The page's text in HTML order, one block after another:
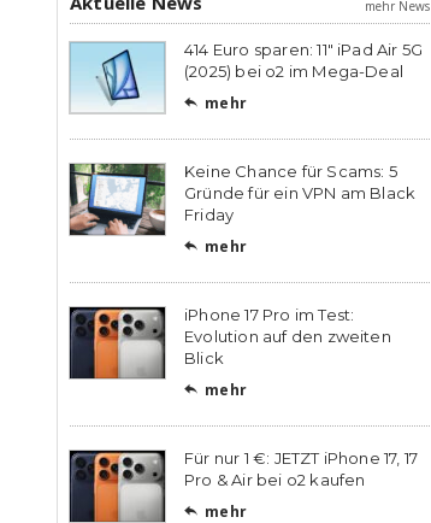
mehr News
414 Euro sparen: 11″ iPad Air 5G
(2025) bei o2 im Mega-Deal
 mehr
Keine Chance für Scams: 5
Gründe für ein VPN am Black
Friday
 mehr
iPhone 17 Pro im Test:
Evolution auf den zweiten
Blick
 mehr
Für nur 1 €: JETZT iPhone 17, 17
Pro & Air bei o2 kaufen
 mehr